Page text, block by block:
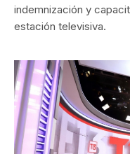
indemnización y
estación televisiva.